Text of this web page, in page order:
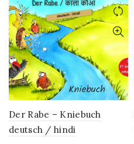
Der Rabe – Kniebuch
deutsch / hindi